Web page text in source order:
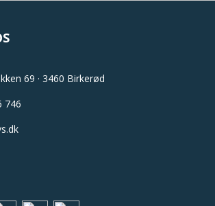
69 · 3460 Birkerød
746